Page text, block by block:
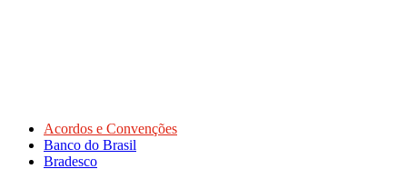
Acordos e Convenções
Banco do Brasil
Bradesco